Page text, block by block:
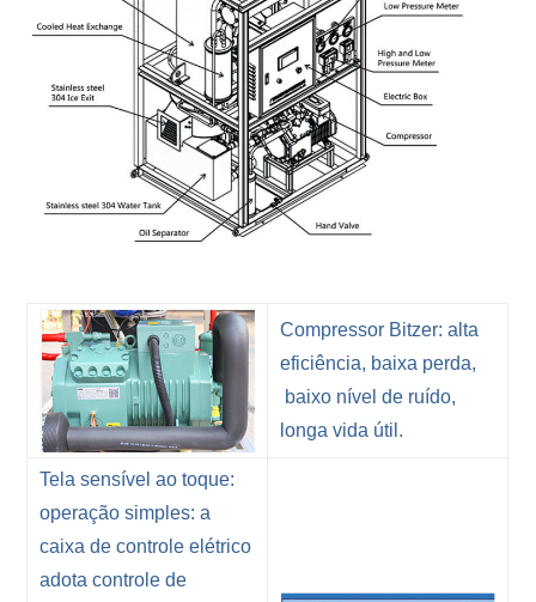
Compressor Bitzer: alta
eficiência, baixa perda,
baixo nível de ruído,
longa vida útil.
Tela sensível ao toque:
operação simples: a
caixa de controle elétrico
adota controle de